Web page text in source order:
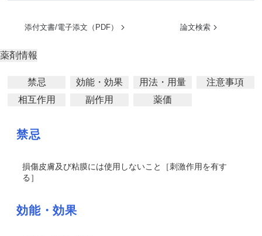
添付文書/電子添文（PDF） 論文検索
薬剤情報
禁忌 効能・効果 用法・用量
注意事項
相互作用
副作用 薬価
禁忌
損傷皮膚及び粘膜には使用しないこと［刺激作用を有す
る］
効能・効果